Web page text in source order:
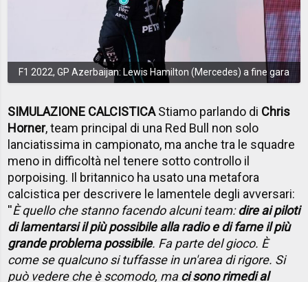
F1 2022, GP Azerbaijan: Lewis Hamilton (Mercedes) a fine gara
SIMULAZIONE CALCISTICAStiamo parlando di Chris
Horner, team principal di una Red Bull non solo
lanciatissima in campionato, ma anche tra le squadre
meno in difficoltà nel tenere sotto controllo il
porpoising. Il britannico ha usato una metafora
calcistica per descrivere le lamentele degli avversari:
''È quello che stanno facendo alcuni team:dire ai piloti
di lamentarsi il più possibile alla radio e di farne il più
grande problema possibile. Fa parte del gioco. È
come se qualcuno si tuffasse in un'area di rigore. Si
può vedere che è scomodo, maci sono rimedi al